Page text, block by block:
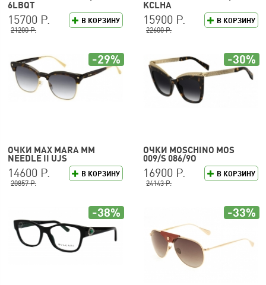
6LBQT
В КОРЗИНУ
15700 Р.
21200 Р.
KCLHA
В КОРЗИНУ
15900 Р.
22600 Р.
ОЧКИ MAX MARA MM
NEEDLE II UJS
В КОРЗИНУ
14600 Р.
20857 Р.
-29%
ОЧКИ MOSCHINO MOS
009/S 086/9O
В КОРЗИНУ
16900 Р.
24143 Р.
-30%
-38% -33%